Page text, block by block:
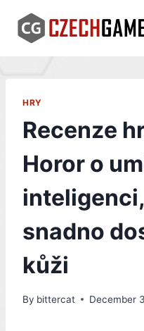
content
HRY
Recenze
Horor o
snadno
kůži
By bittercat December